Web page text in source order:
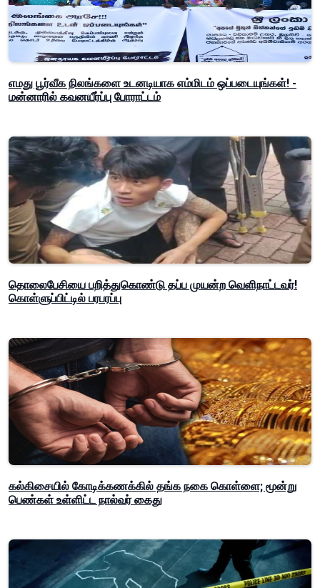
எமது பூர்வீக நிலங்களை உடனடியாக எம்மிடம் ஒப்படையுங்கள்! -
மன்னாரில் கவனயீர்ப்பு போராட்டம்
தொலைபேசியை பறித்துகொண்டு தப்ப முயன்ற வெளிநாட்டவர்!
கொள்ளுப்பிட்டில் பரபரப்பு
கல்கிசையில் கோடிக்கணக்கில் தங்க நகை கொள்ளை; மூன்று
பெண்கள் உள்ளிட்ட நால்வர் கைது